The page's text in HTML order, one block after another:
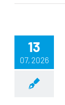
13
07, 2026